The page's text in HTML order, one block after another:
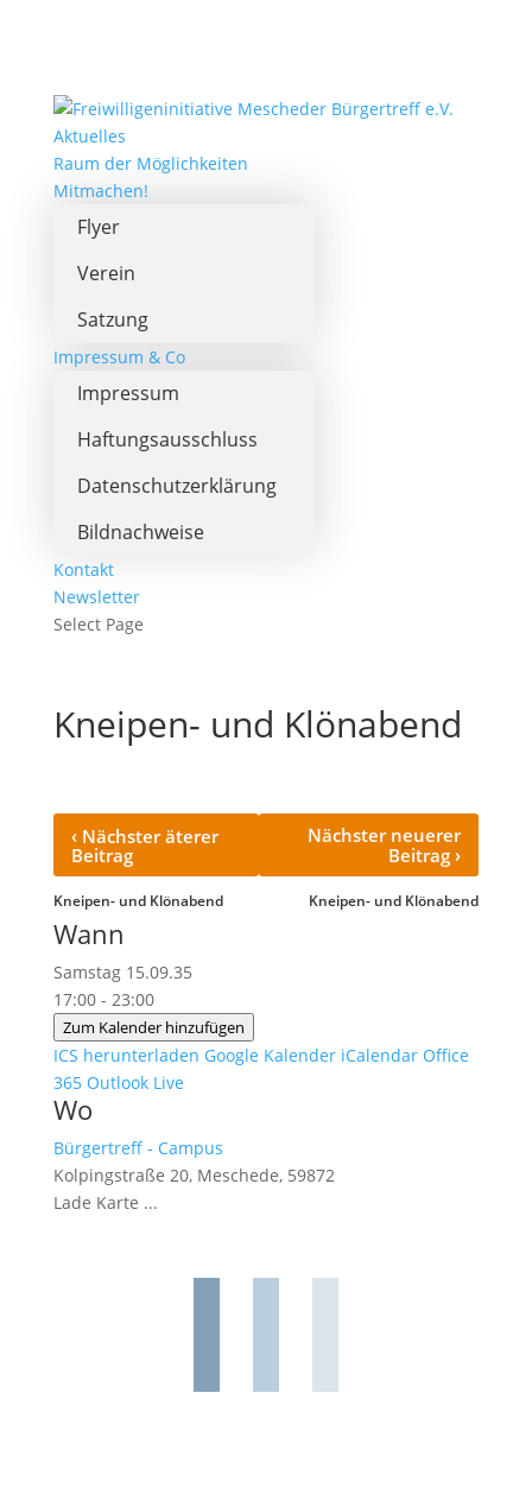
Aktuelles
Raum der Möglichkeiten
Mitmachen!
Flyer
Verein
Satzung
Impressum & Co
Impressum
Haftungsausschluss
Datenschutzerklärung
Bildnachweise
Kontakt
Newsletter
Select Page
Kneipen- und Klönabend
‹Nächster äterer
Beitrag
Kneipen- und Klönabend
Nächster neuerer
Beitrag›
Kneipen- und Klönabend
Wann
Samstag 15.09.35
17:00 - 23:00
Zum Kalender hinzufügen
ICS herunterladen Google Kalender iCalendar Office
365 Outlook Live
Wo
Bürgertreff - Campus
Kolpingstraße 20, Meschede, 59872
Lade Karte ...